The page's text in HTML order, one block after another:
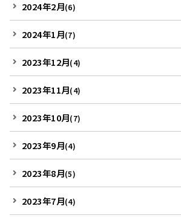
2024年2月(6)
2024年1月(7)
2023年12月(4)
2023年11月(4)
2023年10月(7)
2023年9月(4)
2023年8月(5)
2023年7月(4)